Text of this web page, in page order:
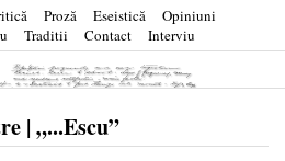
Proză Eseistică
Opiniuni
Traditii Contact Interviu
| „...Escu”